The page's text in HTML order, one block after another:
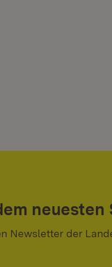
neuesten
Newsletter der